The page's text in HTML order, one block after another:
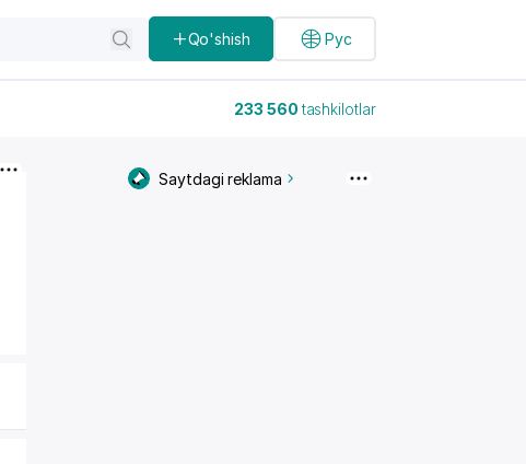
Qo'shish Рус
233 560tashkilotlar
Saytdagi reklama